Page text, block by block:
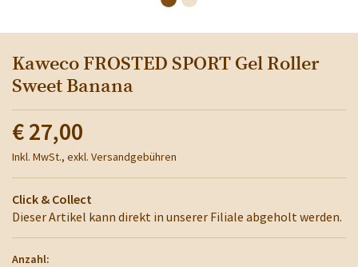
Kaweco FROSTED SPORT Gel Roller
Sweet Banana
€ 27,00
Inkl. MwSt., exkl. Versandgebühren
Click & Collect
Dieser Artikel kann direkt in unserer Filiale abgeholt werden.
Anzahl: